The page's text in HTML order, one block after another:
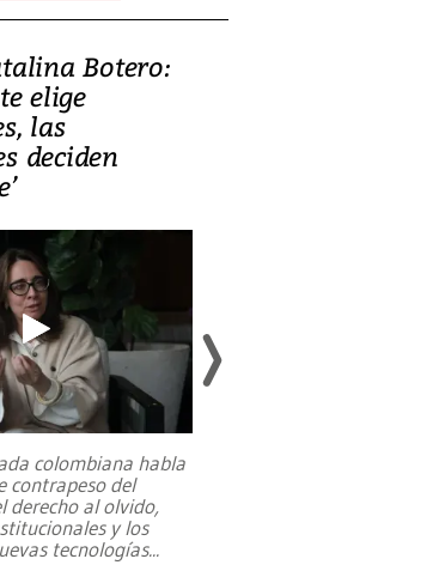
Botero:
elige
las
deciden
colombiana habla
contrapeso del
derecho al olvido,
y los
tecnologías...